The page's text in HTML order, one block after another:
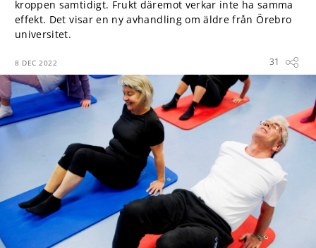
kroppen samtidigt. Frukt däremot verkar inte ha samma
effekt. Det visar en ny avhandling om äldre från Örebro
universitet.
8 DEC 2022 31